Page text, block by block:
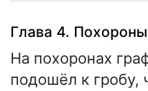
Глава 4.
На похоронах
подошёл к гробу,